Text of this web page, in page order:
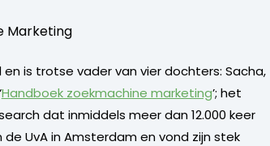
Marketing
is trotse vader van vier dochters: Sacha,
Handboek zoekmachine marketing’; het
dat inmiddels meer dan 12.000 keer
UvA in Amsterdam en vond zijn stek